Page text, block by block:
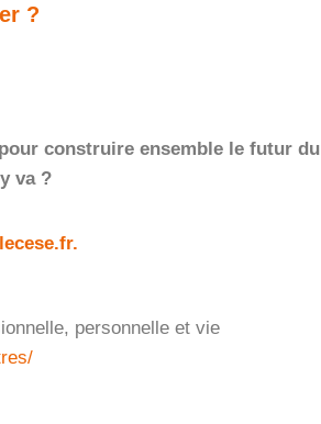
?
construire ensemble le futur du
va ?
personnelle et vie